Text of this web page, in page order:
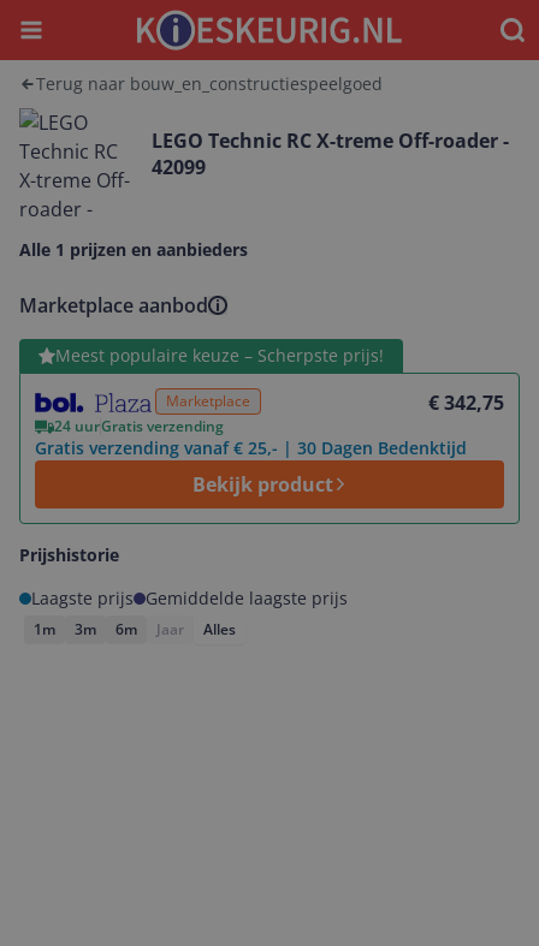
Menu
Terug naar bouw_en_constructiespeelgoed
LEGO Technic RC X-treme Off-roader -
42099
Alle 1 prijzen en aanbieders
Marketplace aanbod
Meest populaire keuze – Scherpste prijs!
Marketplace € 342,75
24 uurGratis verzending
Gratis verzending vanaf € 25,- | 30 Dagen Bedenktijd
Bekijk product
Bekijk product
Prijshistorie
Laagste prijs
Gemiddelde laagste prijs
1m 3m 6m Jaar Alles